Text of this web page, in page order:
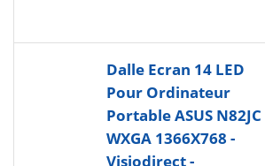
Dalle Ecran 14 LED
Pour Ordinateur
Portable ASUS N82JC
WXGA 1366X768 -
Visiodirect -